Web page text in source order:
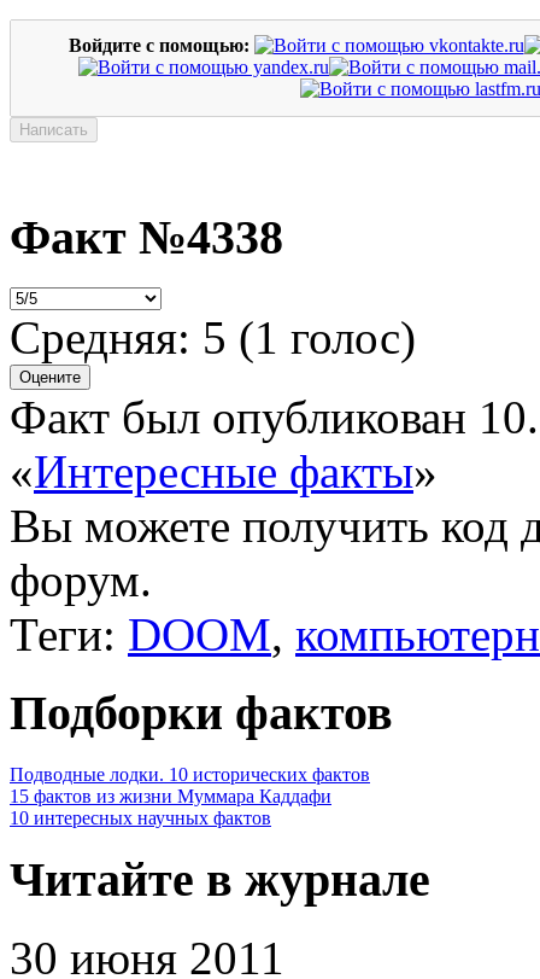
Войдите с помощью:
Факт №4338
Средняя: 5 (1 голос)
Факт был опубликован
«Интересные факты»
Вы можете получить код
форум.
Теги: DOOM,
Подборки фактов
Подводные лодки. 10 исторических фактов
15 фактов из жизни Муммара Каддафи
10 интересных научных фактов
Читайте в журнале
30 июня 2011